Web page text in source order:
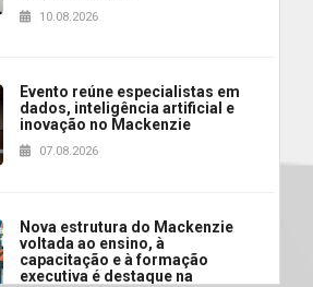
10.08.2026
Evento reúne especialistas em
dados, inteligência artificial e
inovação no Mackenzie
07.08.2026
Nova estrutura do Mackenzie
voltada ao ensino, à
capacitação e à formação
executiva é destaque na